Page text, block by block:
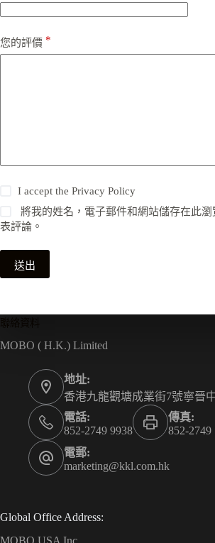
您的評價 *
I accept thePrivacy Policy
將我的姓名，電子郵件和網站儲存在此
表評論。
送出
MOBO ( H.K.) Limited
地址:
香港九龍觀塘成業街7號寧晉
電話:
852-2749 9938
傳真:
852-2749
電郵:
marketing@kkl.com.hk
Global Office Address:
MOBO USA Inc.